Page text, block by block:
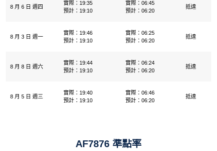
8 月 6 日 週四
實際：19:35
預計：19:10
實際：06:45
預計：06:20
抵達
8 月 3 日 週一
實際：19:46
預計：19:10
實際：06:25
預計：06:20
抵達
8 月 8 日 週六
實際：19:44
預計：19:10
實際：06:24
預計：06:20
抵達
8 月 5 日 週三
實際：19:40
預計：19:10
實際：06:46
預計：06:20
抵達
AF7876 準點率